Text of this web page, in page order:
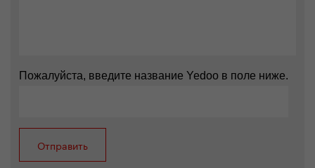
Пожалуйста, введите название Yedoo в поле ниже.